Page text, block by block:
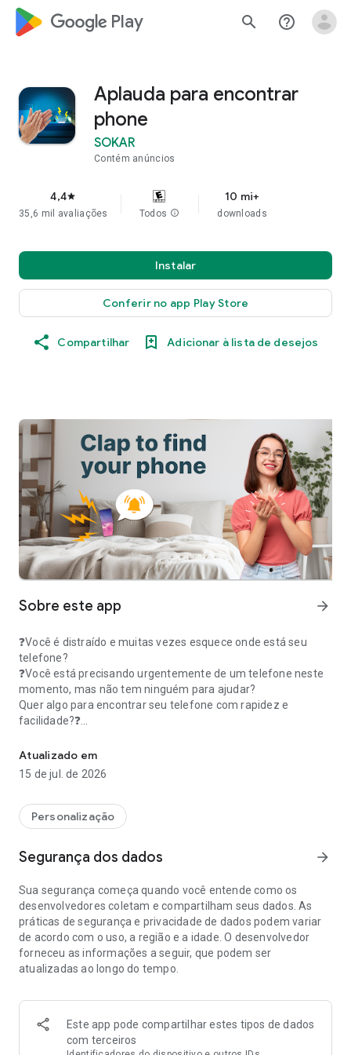
google_logo Play search help_outline
Aplauda para encontrar
phone
SOKAR
Contém anúncios
4,4star
35,6 mil avaliações Todos info
10 mi+
downloads
Instalar
Conferir no app Play Store
Compartilhar Adicionar à lista de desejos
Sobre este app arrow_forward
❓Você é distraído e muitas vezes esquece onde está seu
telefone?
❓Você está precisando urgentemente de um telefone neste
momento, mas não tem ninguém para ajudar?
Quer algo para encontrar seu telefone com rapidez e
facilidade?❓
Whistle
👏 O Phone Finder by Clapping torna possível encontrar seu
encontrar meu celular, bater palmas e esperar o telefone
"responder"
👏 Clap to Find My Phone, Whistle é um aplicativo útil para
o telefone perdido batendo palmas.
Basta iniciar o aplicativo e ele detectará o som de palmas
quando você não conseguir encontrar seu telefone e o
aplicativo reagirá ao som e começará a tocar, piscar ou vibrar.
🍓Como usar o Find My Phone por Clap:
3. Clique no botão Ativar
4. Ele detectará sons de palmas quando você não conseguir
encontrar seu telefone.
5. O aplicativo Clap to Find My Phone responderá às suas
Atualizado em
15 de jul. de 2026
Personalização
Segurança dos dados arrow_forward
Sua segurança começa quando você entende como os
desenvolvedores coletam e compartilham seus dados. As
práticas de segurança e privacidade de dados podem variar
de acordo com o uso, a região e a idade. O desenvolvedor
forneceu as informações a seguir, que podem ser
atualizadas ao longo do tempo.
Este app pode compartilhar estes tipos de dados
com terceiros